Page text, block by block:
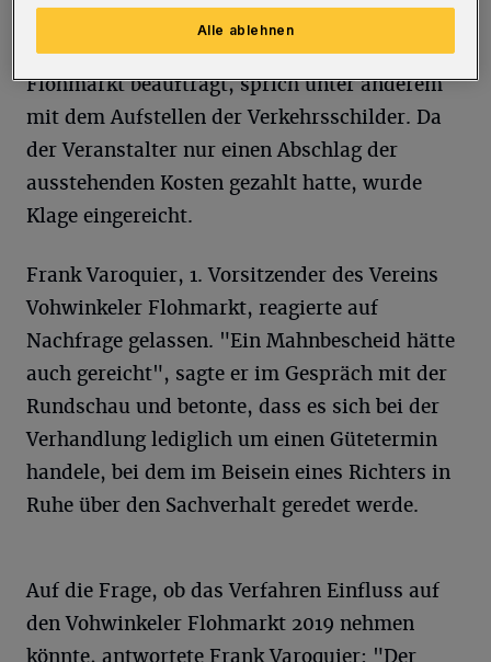
Anordnungen der Stadt Wuppertal für den
Flohmarkt beauftragt, sprich unter anderem
mit dem Aufstellen der Verkehrsschilder. Da
der Veranstalter nur einen Abschlag der
ausstehenden Kosten gezahlt hatte, wurde
Klage eingereicht.
Frank Varoquier, 1. Vorsitzender des Vereins
Vohwinkeler Flohmarkt, reagierte auf
Nachfrage gelassen. "Ein Mahnbescheid hätte
auch gereicht", sagte er im Gespräch mit der
Rundschau und betonte, dass es sich bei der
Verhandlung lediglich um einen Gütetermin
handele, bei dem im Beisein eines Richters in
Ruhe über den Sachverhalt geredet werde.
Auf die Frage, ob das Verfahren Einfluss auf
den Vohwinkeler Flohmarkt 2019 nehmen
könnte, antwortete Frank Varoquier: "Der
Alle ablehnen